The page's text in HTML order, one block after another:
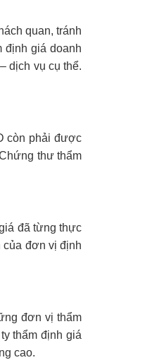
quan, tránh
định giá doanh
dịch vụ cụ thể.
còn phải được
thư thẩm
đã từng thực
của đơn vị định
đơn vị thẩm
thẩm định giá
cao.